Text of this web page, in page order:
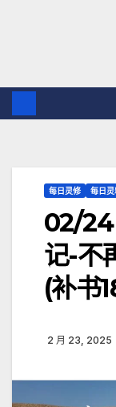
容
每日灵修 每日灵
02/24
记-不
(补书
2 月 23, 2025